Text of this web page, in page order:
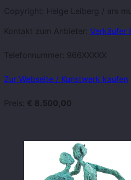
Copyright: Helge Leiberg / ars
Kontakt zum Anbieter: Verkäufer
Telefonnummer: 966XXXXX
Zur Webseite / Kunstwerk kaufen
Preis: € 8.500,00